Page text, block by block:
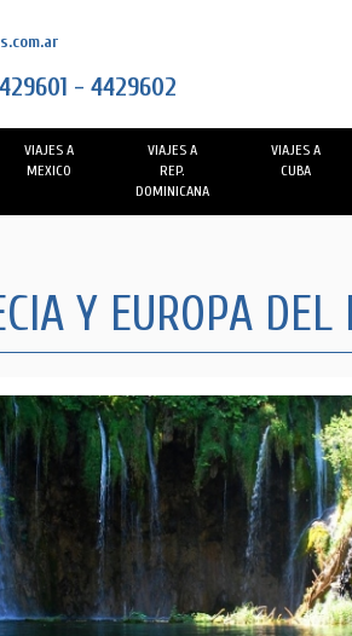
- 4429602
VIAJES A
MEXICO
VIAJES A
REP.
DOMINICANA
VIAJES A
CUBA
Y EUROPA DEL